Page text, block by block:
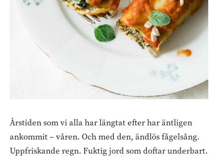
Årstiden som vi alla har längtat efter har äntligen
ankommit – våren. Och med den, ändlös fågelsång.
Uppfriskande regn. Fuktig jord som doftar underbart.